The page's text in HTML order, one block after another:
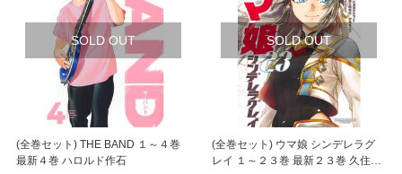
SOLD OUT
(全巻セット) THE BAND １～４巻
最新４巻 ハロルド作石
SOLD OUT
(全巻セット) ウマ娘 シンデレラグ
レイ １～２３巻 最新２３巻 久住太